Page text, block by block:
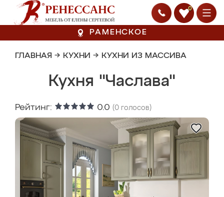
0
РАМЕНСКОЕ
ГЛАВНАЯ → КУХНИ → КУХНИ ИЗ МАССИВА
Кухня "Часлава"
Рейтинг: 0.0 (0 голосов)